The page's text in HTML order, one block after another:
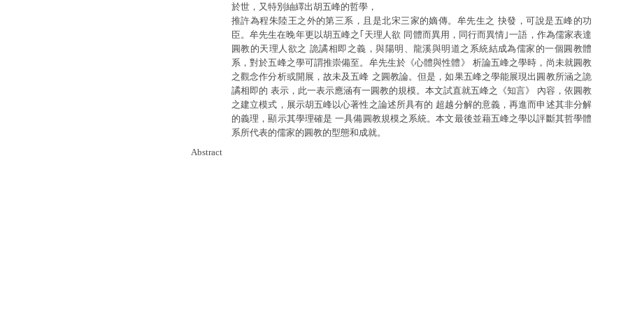
於世，又特別紬繹出胡五峰的哲學，
推許為程朱陸王之外的第三系，且是北宋三家的嫡傳。牟先生之 抉發，可說是五峰的功
臣。牟先生在晚年更以胡五峰之｢天理人欲 同體而異用，同行而異情｣一語，作為儒家表達
圓教的天理人欲之 詭譎相即之義，與陽明、龍溪與明道之系統結成為儒家的一個圓教體
系，對於五峰之學可謂推崇備至。牟先生於《心體與性體》 析論五峰之學時，尚未就圓教
之觀念作分析或開展，故未及五峰 之圓教論。但是，如果五峰之學能展現出圓教所涵之詭
譎相即的 表示，此一表示應涵有一圓教的規模。本文試直就五峰之《知言》 內容，依圓教
之建立模式，展示胡五峰以心著性之論述所具有的 超越分解的意義，再進而申述其非分解
的義理，顯示其學理確是 一具備圓教規模之系統。本文最後並藉五峰之學以評斷其哲學體
系所代表的儒家的圓教的型態和成就。
Abstract